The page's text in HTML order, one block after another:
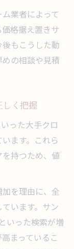
算調整のコ
費用を管
しない方
体的な対策
ントとは
し法
が最適な理
準備方法
費を防ぐコ
業者によって
格据え置きサ
もこうした動
の相談や見積
く把握
った大手クロ
ます。これら
持つため、値
を理由に、全
います。サン
いった検索が増
まっているこ